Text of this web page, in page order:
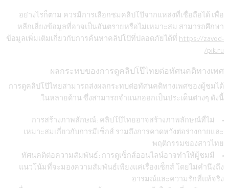
อย่างไรก็ตาม ควรมีการเลือกชมคลิปโป๊จากแหล่งที่เชื่อถือได้ เพื่อ
หลีกเลี่ยงข้อมูลที่อาจเป็นอันตรายหรือไม่เหมาะสม สามารถศึกษา
ข้อมูลเพิ่มเติมเกี่ยวกับการค้นหาคลิปโป๊ที่ปลอดภัยได้ที่ https://zavod-
pik.ru/
ผลกระทบของการดูคลิปโป๊ไทยต่อทัศนคติทางเพศ
การดูคลิปโป๊ไทยสามารถส่งผลกระทบต่อทัศนคติทางเพศของผู้ชมได้
ในหลายด้าน ซึ่งสามารถจำแนกออกเป็นประเด็นต่างๆ ดังนี้:
การสร้างภาพลักษณ์: คลิปโป๊ไทยอาจสร้างภาพลักษณ์ที่ไม่
เหมาะสมเกี่ยวกับการมีเซ็กส์ รวมถึงการคาดหวังต่อร่างกายและ
พฤติกรรมของสาวไทย
ทัศนคติต่อความสัมพันธ์: การดูเซ็กส์ออนไลน์อาจทำให้ผู้ชมมี
แนวโน้มที่จะมองความสัมพันธ์เพียงแค่เรื่องเซ็กส์ โดยไม่คำนึงถึง
อารมณ์และความรักที่แท้จริง